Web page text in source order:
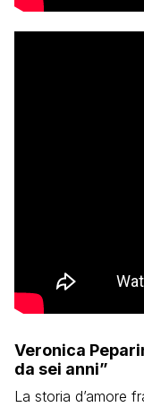
Veronica
da sei anni”
La storia d’amore